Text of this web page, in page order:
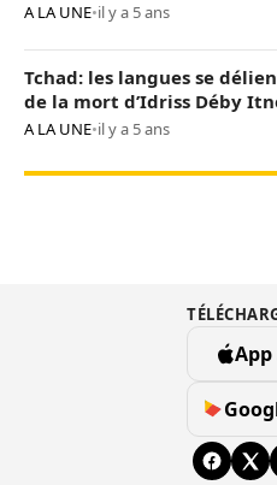
A LA UNE•il y a 5 ans
Tchad: les langues se
de la mort d’Idriss Déby
A LA UNE•il y a 5 ans
App